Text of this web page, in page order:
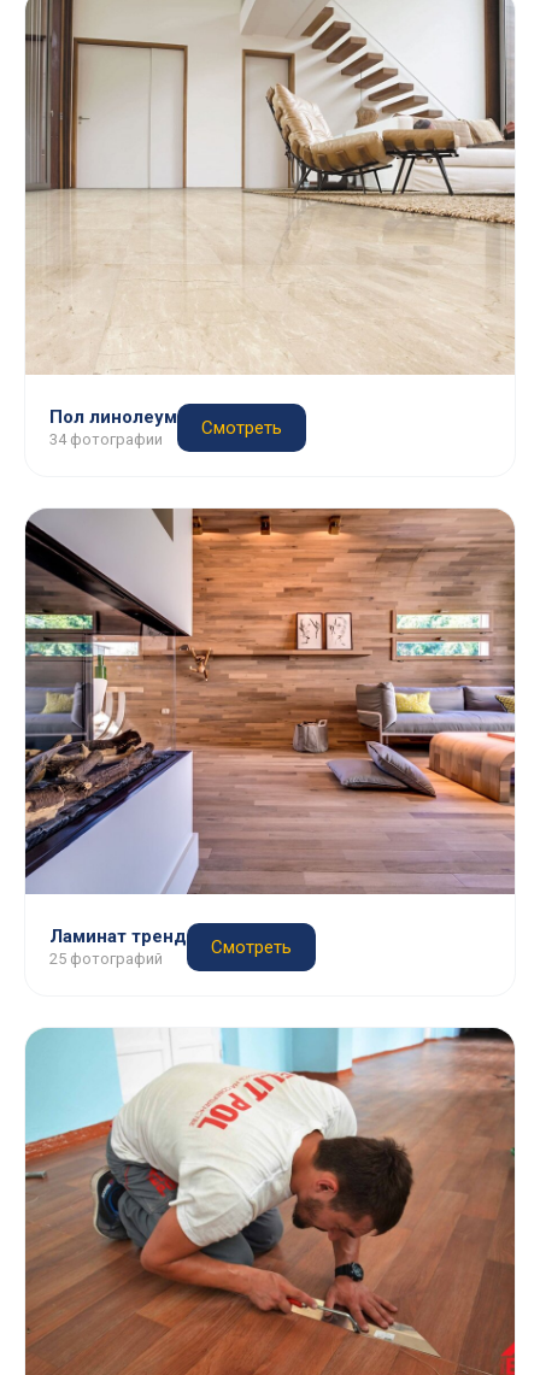
Пол линолеум
34 фотографии
Смотреть
Ламинат тренд
25 фотографий
Смотреть